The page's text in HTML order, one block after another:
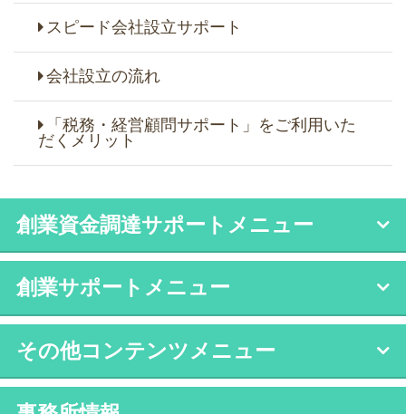
スピード会社設立サポート
会社設立の流れ
「税務・経営顧問サポート」をご利用いた
だくメリット
創業資金調達サポートメニュー
創業サポートメニュー
その他コンテンツメニュー